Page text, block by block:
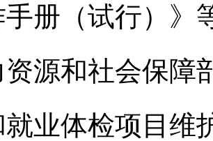
册（试行）》
资源和社会保障
就业体检项目维